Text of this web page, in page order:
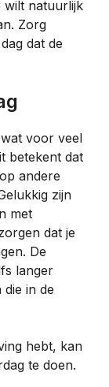
wilt natuurlijk
Zorg
dat de
voor veel
betekent dat
andere
zijn
met
dat je
De
langer
in de
hebt, kan
te doen.